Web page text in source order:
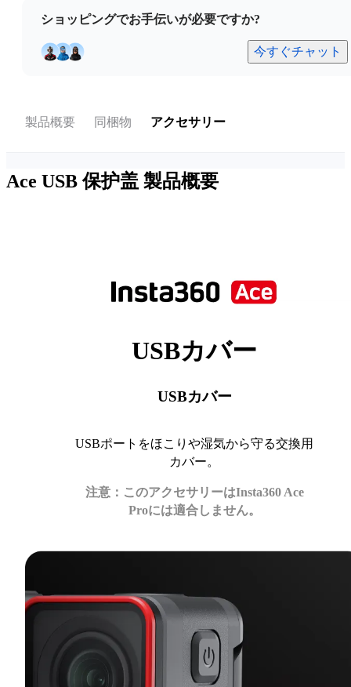
ショッピングでお手伝いが必要ですか?
今すぐチャット
製品概要 同梱物 アクセサリー
Ace USB 保护盖 製品概要
USBカバー
USBカバー
USBポートをほこりや湿気から守る交換用
カバー。
注意：このアクセサリーはInsta360 Ace
Proには適合しません。